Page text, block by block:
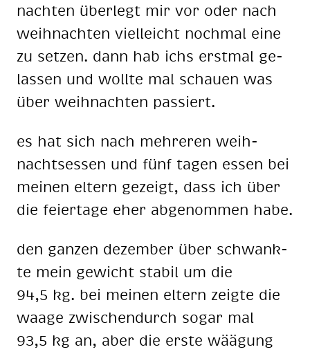
nach­ten über­legt mir vor oder nach
weih­nach­ten viel­leicht noch­mal eine
zu set­zen. dann hab ichs erst­mal ge­
las­sen und woll­te mal schau­en was
über weih­nach­ten pas­siert.
es hat sich nach meh­re­ren weih­
nachts­es­sen und fünf ta­gen es­sen bei
mei­nen el­tern ge­zeigt, dass ich über
die fei­er­ta­ge eher ab­ge­nom­men habe.
den gan­zen de­zem­ber über schwank­
te mein ge­wicht sta­bil um die
94,5 kg. bei mei­nen el­tern zeig­te die
waa­ge zwi­schen­durch so­gar mal
93,5 kg an, aber die ers­te wää­gung